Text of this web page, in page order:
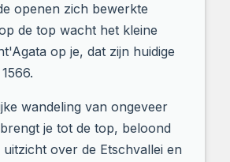
openen zich bewerkte
de top wacht het kleine
op je, dat zijn huidige
wandeling van ongeveer
je tot de top, beloond
uitzicht over de Etschvallei en